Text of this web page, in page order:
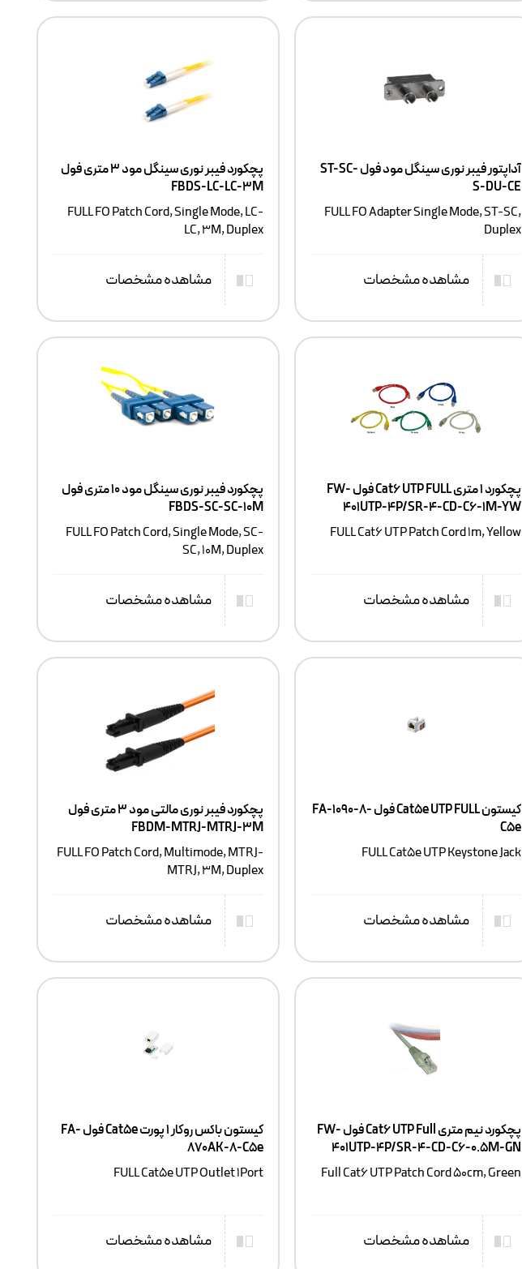
آداپتور فیبر نوری سینگل مود فول ST-SC-
S-DU-CE
FULL FO Adapter Single Mode, ST-SC,
Duplex
مشاهده مشخصات
پچکورد فیبر نوری سینگل مود ۳ متری فول
FBDS-LC-LC-3M
FULL FO Patch Cord, Single Mode, LC-
LC, 3M, Duplex
مشاهده مشخصات
پچکورد ۱ متری Cat6 UTP FULL فول FW-
401UTP-4P/SR-4-CD-C6-1M-YW
FULL Cat6 UTP Patch Cord 1m, Yellow
مشاهده مشخصات
پچکورد فیبر نوری سینگل مود ۱۰ متری فول
FBDS-SC-SC-10M
FULL FO Patch Cord, Single Mode, SC-
SC, 10M, Duplex
مشاهده مشخصات
کیستون Cat5e UTP FULL فول FA-1090-8-
C5e
FULL Cat5e UTP Keystone Jack
مشاهده مشخصات
پچکورد فیبر نوری مالتی مود ۳ متری فول
FBDM-MTRJ-MTRJ-3M
FULL FO Patch Cord, Multimode, MTRJ-
MTRJ, 3M, Duplex
مشاهده مشخصات
پچکورد نیم متری Cat6 UTP Full فول FW-
401UTP-4P/SR-4-CD-C6-0.5M-GN
Full Cat6 UTP Patch Cord 50cm, Green
مشاهده مشخصات
کیستون باکس روکار ۱ پورت Cat5e فول FA-
870AK-8-C5e
FULL Cat5e UTP Outlet 1Port
مشاهده مشخصات